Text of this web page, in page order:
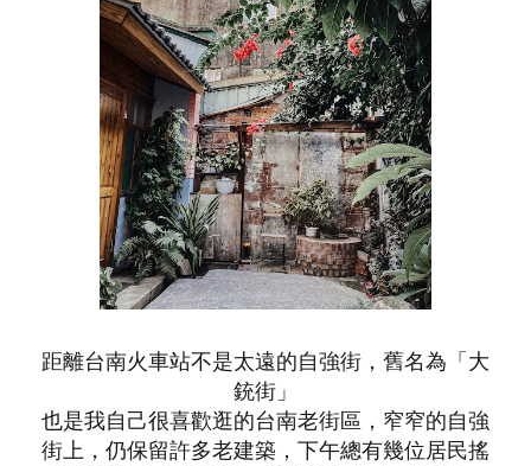
距離台南火車站不是太遠的自強街，舊名為「大
銃街」
也是我自己很喜歡逛的台南老街區，窄窄的自強
街上，仍保留許多老建築，下午總有幾位居民搖